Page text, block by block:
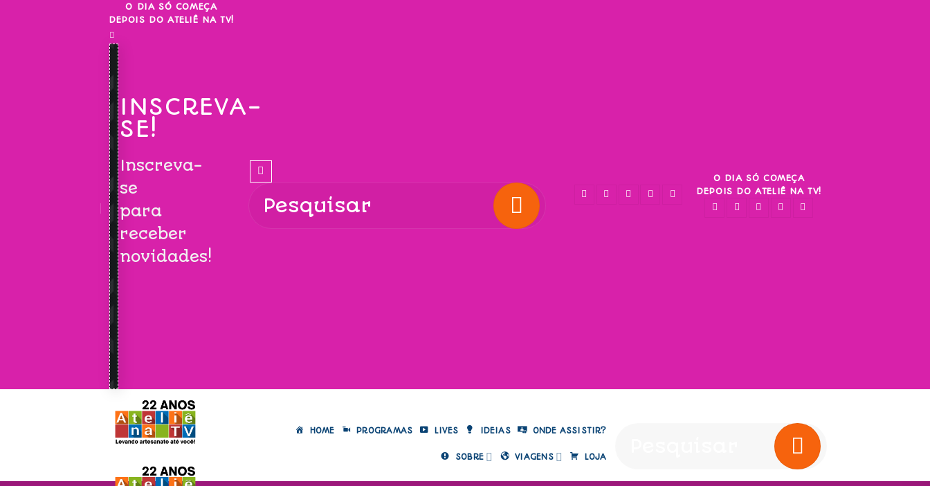
O DIA SÓ COMEÇA
DEPOIS DO ATELIÊ NA TV!
INSCREVA-
SE!
Inscreva-
se
para
receber
novidades!
O DIA SÓ COMEÇA
DEPOIS DO ATELIÊ NA TV!
HOME PROGRAMAS LIVES IDEIAS ONDE ASSISTIR?
SOBRE VIAGENS LOJA